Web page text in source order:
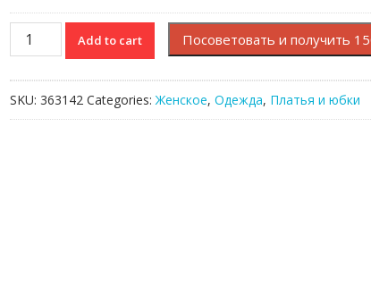
Юбка
Lacoste
Add to cart Посоветовать и получить
SKU: 363142 Categories:Женское, Одежда, Платья и юбки